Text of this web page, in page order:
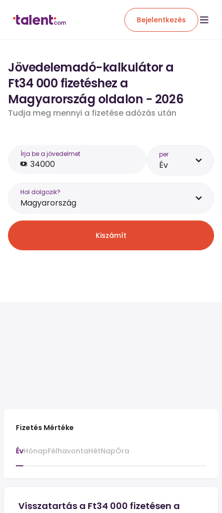
Bejelentkezés
Jövedelemadó-kalkulátor a
Ft34 000 fizetéshez a
Magyarország oldalon - 2026
Tudja meg mennyi a fizetése adózás után
Írja be a jövedelmet per
Év
Hol dolgozik?
Magyarország
Kiszámít
Fizetés Mértéke
ÉvHónapFélhavontaHétNapÓra
Visszatartás a Ft34 000 fizetésen a